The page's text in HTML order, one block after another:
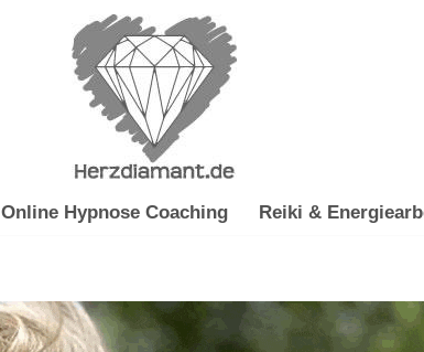
Online Hypnose Coaching Reiki &